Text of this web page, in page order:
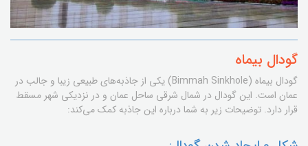
گودال بیماه
گودال بیماه (Bimmah Sinkhole) یکی از جاذبه‌های طبیعی زیبا و جالب در
عمان است. این گودال در شمال شرقی ساحل عمان و در نزدیکی شهر مسقط
قرار دارد. توضیحات زیر به شما درباره این جاذبه کمک می‌کند: